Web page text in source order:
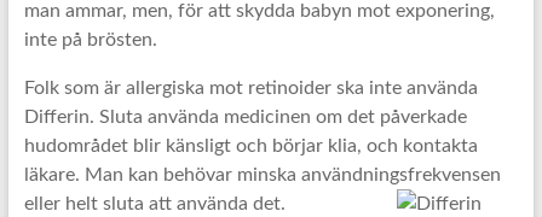
man ammar, men, för att skydda babyn mot exponering,
inte på brösten.
Folk som är allergiska mot retinoider ska inte använda
Differin. Sluta använda medicinen om det påverkade
hudområdet blir känsligt och börjar klia, och kontakta
läkare. Man kan behövar minska användningsfrekvensen
eller helt sluta att använda det.